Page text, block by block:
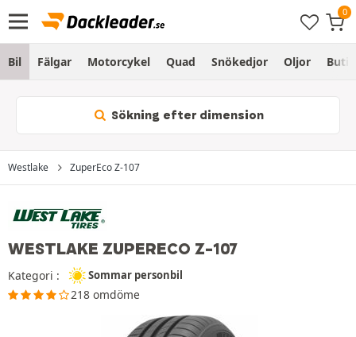
Bil Fälgar Motorcykel Quad Snökedjor Oljor Butik
Sökning efter dimension
Westlake ZuperEco Z-107
WESTLAKE ZUPERECO Z-107
Kategori : Sommar personbil
218 omdöme